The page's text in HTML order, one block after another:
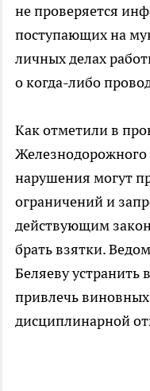
не проверяется
поступающих на
личных делах
о когда-либо
Как отметили в
нарушения могут
ограничений и
действующим
брать взятки.
Беляеву устранить
привлечь
дисциплинарной